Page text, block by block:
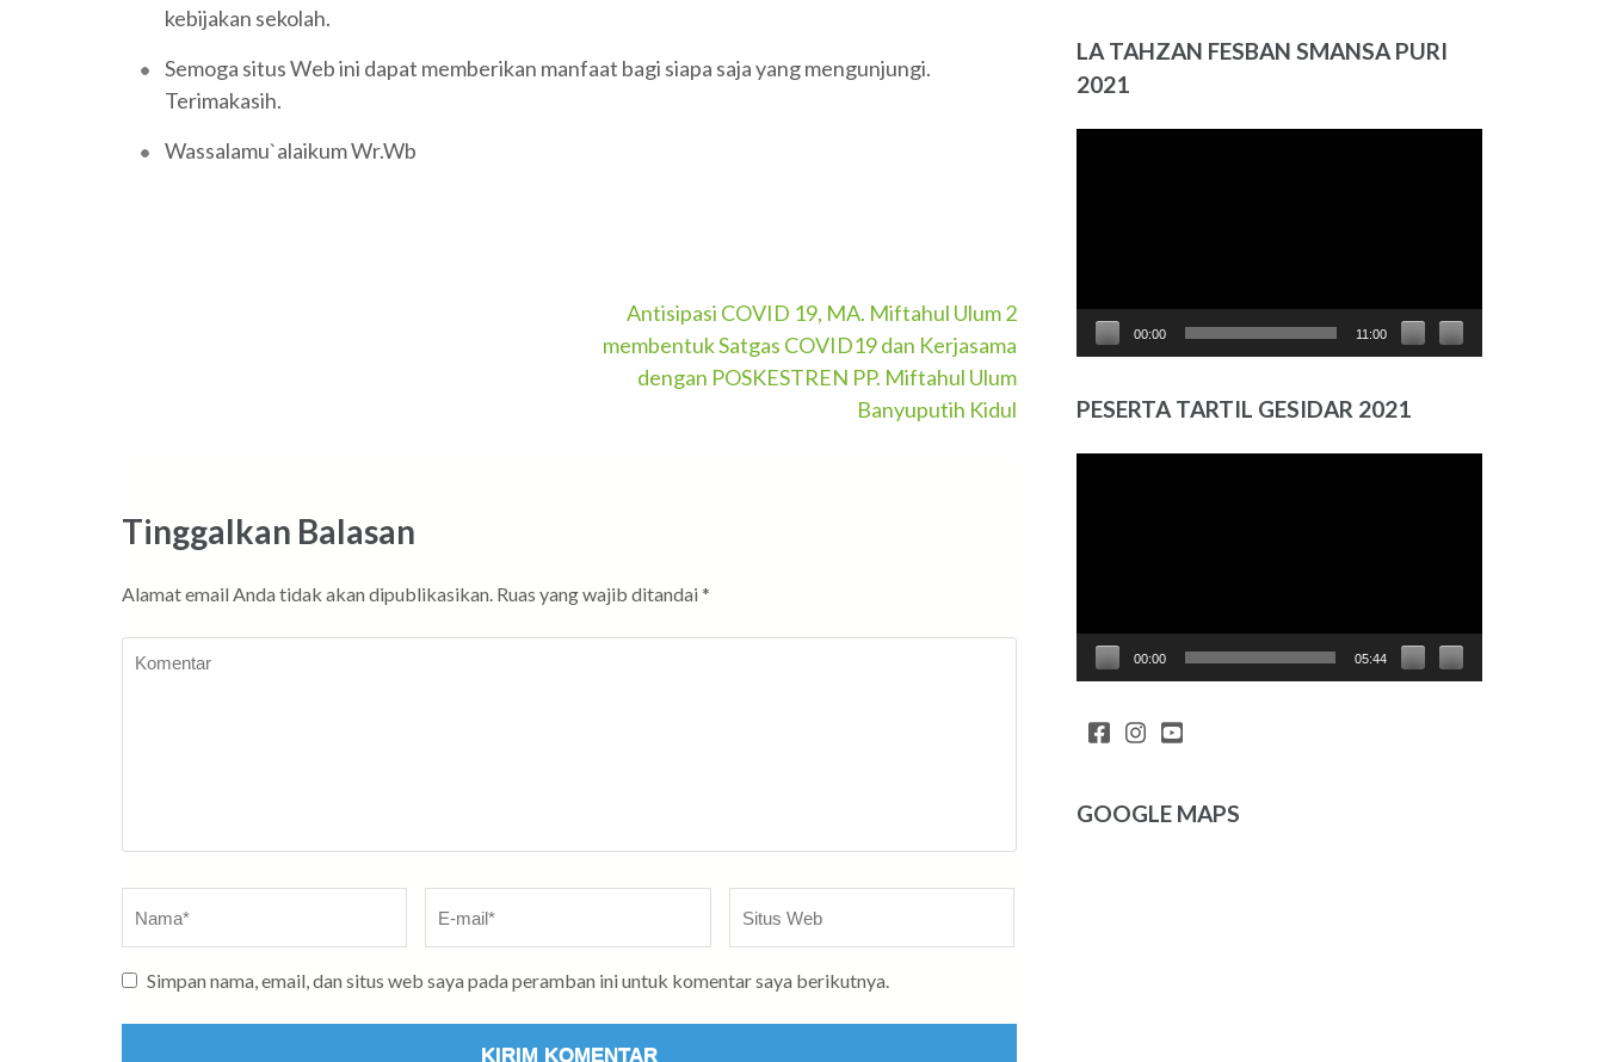
kebijakan sekolah.
Semoga situs Web ini dapat memberikan manfaat bagi siapa saja yang mengunjungi.
Terimakasih.
Wassalamu`alaikum Wr.Wb
Antisipasi COVID 19, MA. Miftahul Ulum 2
membentuk Satgas COVID19 dan Kerjasama
dengan POSKESTREN PP. Miftahul Ulum
Banyuputih Kidul
Tinggalkan Balasan
Alamat email Anda tidak akan dipublikasikan. Ruas yang wajib ditandai *
mail*
Web
Simpan nama, email, dan situs web saya pada peramban ini untuk komentar saya berikutnya.
LA TAHZAN FESBAN SMANSA PURI
2021
00:00 11:00
PESERTA TARTIL GESIDAR 2021
00:00 05:44
GOOGLE MAPS